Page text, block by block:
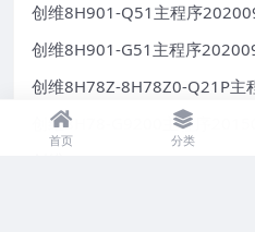
创维8H901-Q51主程序
创维8H901-G51主程序
创维8H78Z-8H78Z0-Q21P主
创维8H78-G9200主程序
首页 分类